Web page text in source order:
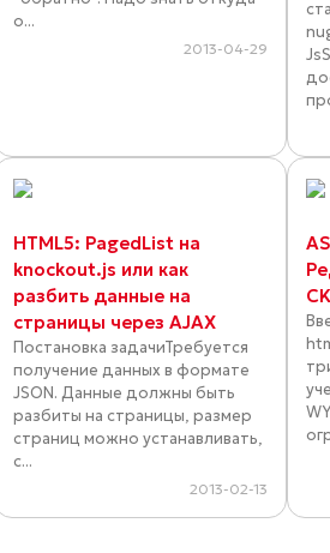
о...
2013-04-29
HTML5: PagedList на
knockout.js или как
разбить данные на
страницы через AJAX
Постановка задачиТребуется
получение данных в формате
JSON. Данные должны быть
разбиты на страницы, размер
страниц можно устанавливать,
с...
2013-02-13